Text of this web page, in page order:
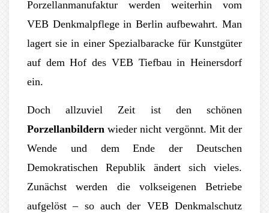
Porzellanmanufaktur werden weiterhin vom
VEB Denkmalpflege in Berlin aufbewahrt. Man
lagert sie in einer Spezialbaracke für Kunstgüter
auf dem Hof des VEB Tiefbau in Heinersdorf
ein.
Doch allzuviel Zeit ist den schönen
Porzellanbildern wieder nicht vergönnt. Mit der
Wende und dem Ende der Deutschen
Demokratischen Republik ändert sich vieles.
Zunächst werden die volkseigenen Betriebe
aufgelöst – so auch der VEB Denkmalschutz